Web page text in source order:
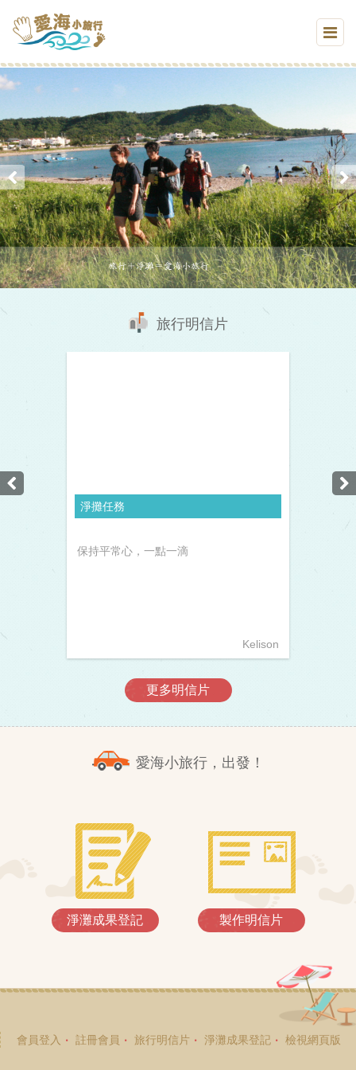
旅行明信片
淨攤任務
保持平常心，一點一滴
Kelison
更多明信片
愛海小旅行，出發！
淨灘成果登記 製作明信片
會員登入 註冊會員 旅行明信片 淨灘成果登記 檢視網頁版